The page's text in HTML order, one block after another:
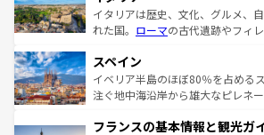
イタリアは歴史、文化、グルメ、
れた国。 ローマの古代遺跡やフィ
ろん、トスカーナの美しい田園風
景など、自然景観も見逃せない。
ピザやパスタなど、絶品のイタリ
ませてくれるイタリアで、忘れら
スペイン
イベリア半島のほぼ80％を占める
注ぐ地中海沿岸から雄大なピレネ
文化が根付くこの国では、情熱的
フランスの基本情報と観光ガ